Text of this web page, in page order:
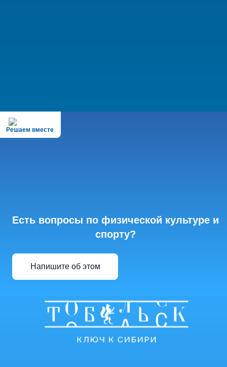
Решаем вместе
Есть вопросы по физической культуре и
спорту?
Напишите об этом